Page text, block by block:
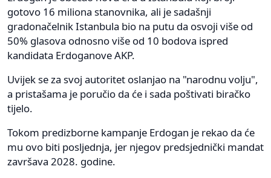
gotovo 16 miliona stanovnika, ali je sadašnji
gradonačelnik Istanbula bio na putu da osvoji više od
50% glasova odnosno više od 10 bodova ispred
kandidata Erdoganove AKP.
Uvijek se za svoj autoritet oslanjao na "narodnu volju",
a pristašama je poručio da će i sada poštivati ​​biračko
tijelo.
Tokom predizborne kampanje Erdogan je rekao da će
mu ovo biti posljednja, jer njegov predsjednički mandat
završava 2028. godine.